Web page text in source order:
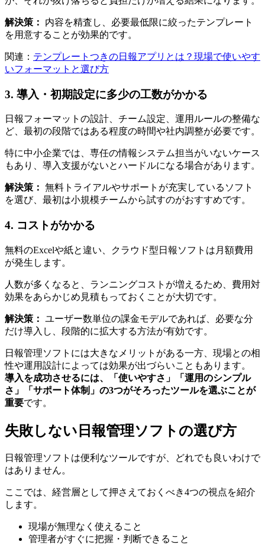
解決策：
内容を精査し、必要最低限に絞ったテンプレート
を用意することが効果的です。
関連： テンプレートつきの日報アプリとは？現場で使いやす
いフォーマットと選び方
3. 導入・初期設定に多少の工数がかかる
日報フォーマットの設計、チーム設定、運用ルールの整備な
ど、最初の段階ではある程度の時間や社内調整が必要です。
特に中小企業では、専任の情報システム担当がいないケース
もあり、導入支援がないとハードルになる場合があります。
解決策： 無料トライアルやサポートが充実しているソフト
を選び、最初は小規模チームから試すのがおすすめです。
4. コストがかかる
無料のExcelや紙と違い、クラウド型日報ソフトは月額費用
が発生します。
人数が多くなると、ランニングコストが増えるため、費用対
効果をあらかじめ見積もっておくことが大切です。
解決策： ユーザー数単位の課金モデルであれば、必要な分
だけ導入し、段階的に拡大する方法が有効です。
日報管理ソフトには大きなメリットがある一方、現場との相
性や運用設計によっては効果が出づらいこともあります。
導入を成功させるには、「使いやすさ」「運用のシンプル
さ」「サポート体制」の3つがそろったツールを選ぶことが
重要です。
失敗しない日報管理ソフトの選び方
日報管理ソフトは便利なツールですが、どれでも良いわけで
はありません。
ここでは、経営層として押さえておくべき4つの視点を紹介
します。
現場が無理なく使えること
管理者がすぐに把握・判断できること